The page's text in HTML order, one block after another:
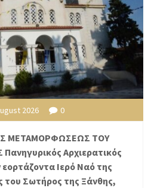
2026 0
ΜΕΤΑΜΟΡΦΩΣΕΩΣ ΤΟΥ
Αρχιερατικός
Ιερό Ναό της
Σωτήρος της Ξάνθης,